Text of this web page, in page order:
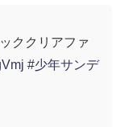
ククリアファ
#少年サンデ